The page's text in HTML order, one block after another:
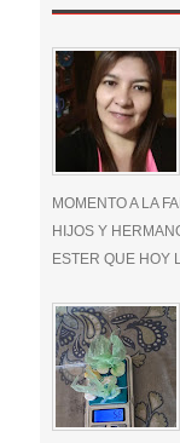
MOMENTO A LA
HIJOS Y
ESTER QUE HOY